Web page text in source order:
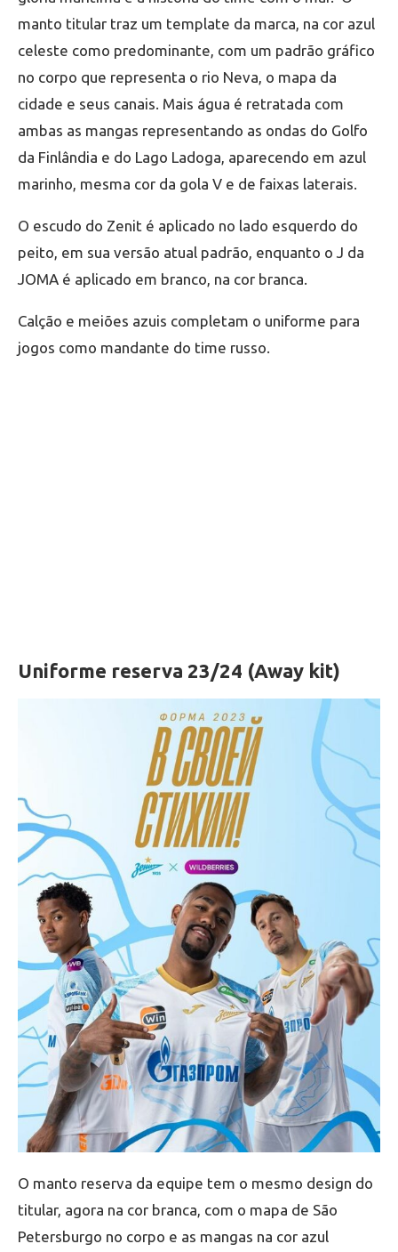
manto titular traz um template da marca, na cor azul
celeste como predominante, com um padrão gráfico
no corpo que representa o rio Neva, o mapa da
cidade e seus canais. Mais água é retratada com
ambas as mangas representando as ondas do Golfo
da Finlândia e do Lago Ladoga, aparecendo em azul
marinho, mesma cor da gola V e de faixas laterais.
O escudo do Zenit é aplicado no lado esquerdo do
peito, em sua versão atual padrão, enquanto o J da
JOMA é aplicado em branco, na cor branca.
Calção e meiões azuis completam o uniforme para
jogos como mandante do time russo.
Uniforme reserva 23/24 (Away kit)
O manto reserva da equipe tem o mesmo design do
titular, agora na cor branca, com o mapa de São
Petersburgo no corpo e as mangas na cor azul